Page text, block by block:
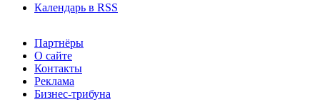
Календарь в RSS
Партнёры
О сайте
Контакты
Реклама
Бизнес-трибуна